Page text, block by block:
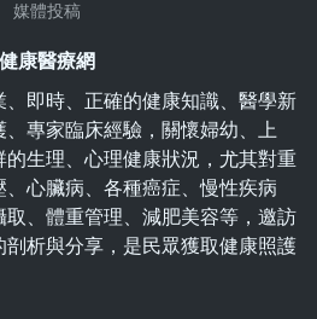
媒體投稿
健康醫療網
即時、正確的健康知識、醫學新
專家臨床經驗，關懷婦幼、上
生理、心理健康狀況，尤其對重
心臟病、各種癌症、慢性疾病
、體重管理、減肥美容等，邀訪
析與分享，是民眾獲取健康照護